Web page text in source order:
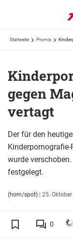
Startseite Promis
gegen
vertagt
Der für den
wurde
festgelegt.
(hom/spot) | 25.
0